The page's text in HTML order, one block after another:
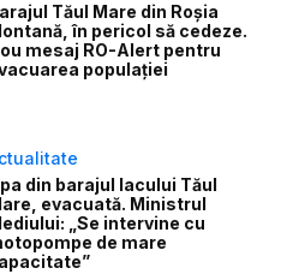
Tăul Mare din Roșia
în pericol să cedeze.
mesaj RO-Alert pentru
populației
din barajul lacului Tăul
evacuată. Ministrul
„Se intervine cu
de mare